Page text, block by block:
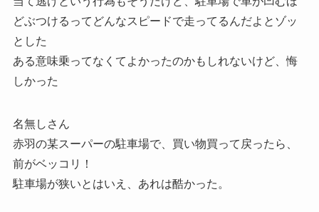
どぶつけるってどんなスピードで走ってるんだよとゾッ
とした
ある意味乗ってなくてよかったのかもしれないけど、悔
しかった
名無しさん
赤羽の某スーパーの駐車場で、買い物買って戻ったら、
前がベッコリ！
駐車場が狭いとはいえ、あれは酷かった。